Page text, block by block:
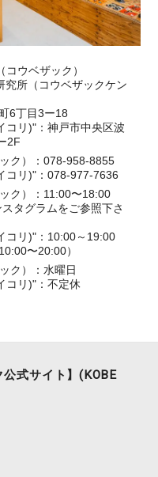
コウベザック）
究所（コウベザックケン
6丁目3ー18
コリ)"：神戸市中央区波
2F
ク）：078-958-8855
コリ)"：078-977-7636
ク）：11:00〜18:00
タグラムをご参照下さ
コリ)"：10:00～19:00
〜20:00）
ク）：水曜日
コリ)"：不定休
式サイト】(KOBE